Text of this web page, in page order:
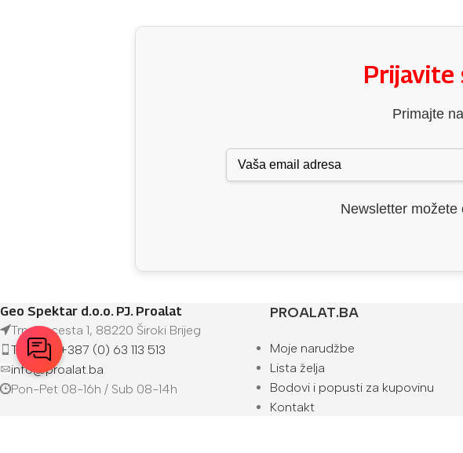
Prijavite
Primajte
Newsletter možete
Geo Spektar d.o.o. PJ. Proalat
Trnska cesta 1, 88220 Široki Brijeg
Telefon: +387 (0) 63 113 513
info@proalat.ba
Pon-Pet 08-16h / Sub 08-14h
PROALAT.BA
Moje narudžbe
Lista želja
Bodovi i popusti za kupovinu
Kontakt